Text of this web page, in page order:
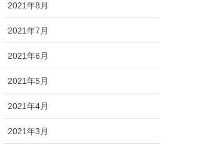
2021年8月
2021年7月
2021年6月
2021年5月
2021年4月
2021年3月